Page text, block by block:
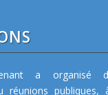
a organisé
réunions